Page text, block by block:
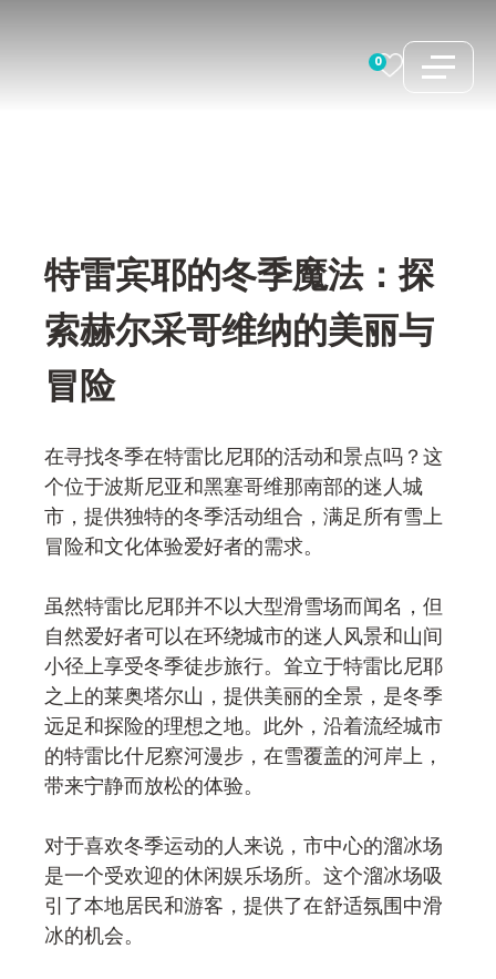
0
特雷宾耶的冬季魔法：探
索赫尔采哥维纳的美丽与
冒险
在寻找冬季在特雷比尼耶的活动和景点吗？这
个位于波斯尼亚和黑塞哥维那南部的迷人城
市，提供独特的冬季活动组合，满足所有雪上
冒险和文化体验爱好者的需求。
虽然特雷比尼耶并不以大型滑雪场而闻名，但
自然爱好者可以在环绕城市的迷人风景和山间
小径上享受冬季徒步旅行。耸立于特雷比尼耶
之上的莱奥塔尔山，提供美丽的全景，是冬季
远足和探险的理想之地。此外，沿着流经城市
的特雷比什尼察河漫步，在雪覆盖的河岸上，
带来宁静而放松的体验。
对于喜欢冬季运动的人来说，市中心的溜冰场
是一个受欢迎的休闲娱乐场所。这个溜冰场吸
引了本地居民和游客，提供了在舒适氛围中滑
冰的机会。